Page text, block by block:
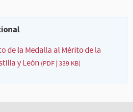
de la Medalla al Mérito de la
y León (PDF | 339 KB)